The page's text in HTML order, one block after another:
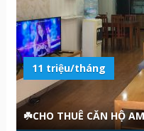
11 triệu/tháng
☘️CHO THUÊ CĂN HỘ